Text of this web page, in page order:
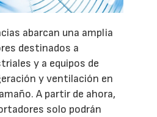
abarcan una amplia
destinados a
y a equipos de
y ventilación en
A partir de ahora,
solo podrán